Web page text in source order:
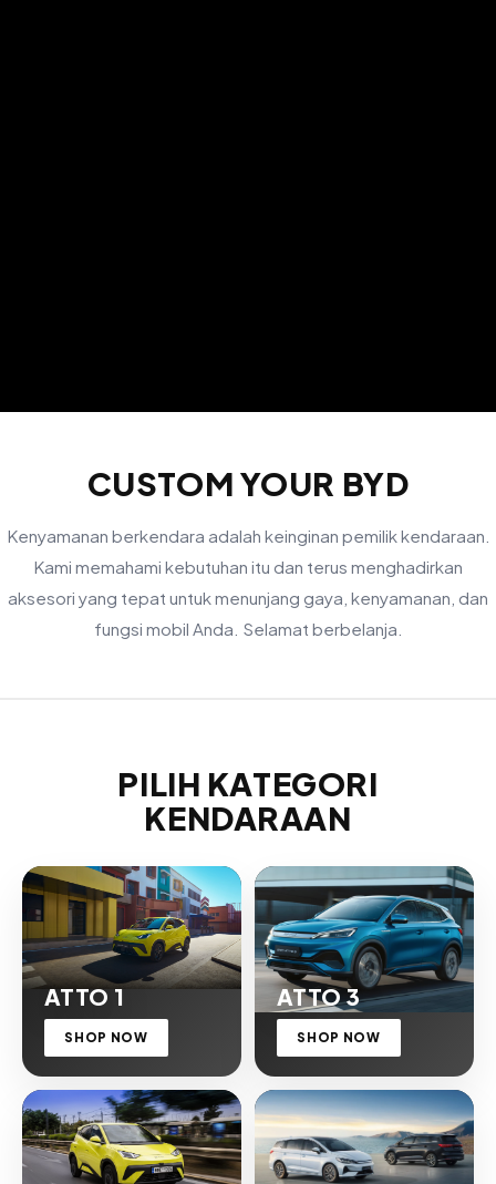
CUSTOM YOUR BYD
Kenyamanan berkendara adalah keinginan pemilik kendaraan.
Kami memahami kebutuhan itu dan terus menghadirkan
aksesori yang tepat untuk menunjang gaya, kenyamanan, dan
fungsi mobil Anda. Selamat berbelanja.
PILIH KATEGORI
KENDARAAN
ATTO 1
SHOP NOW
ATTO 3
SHOP NOW